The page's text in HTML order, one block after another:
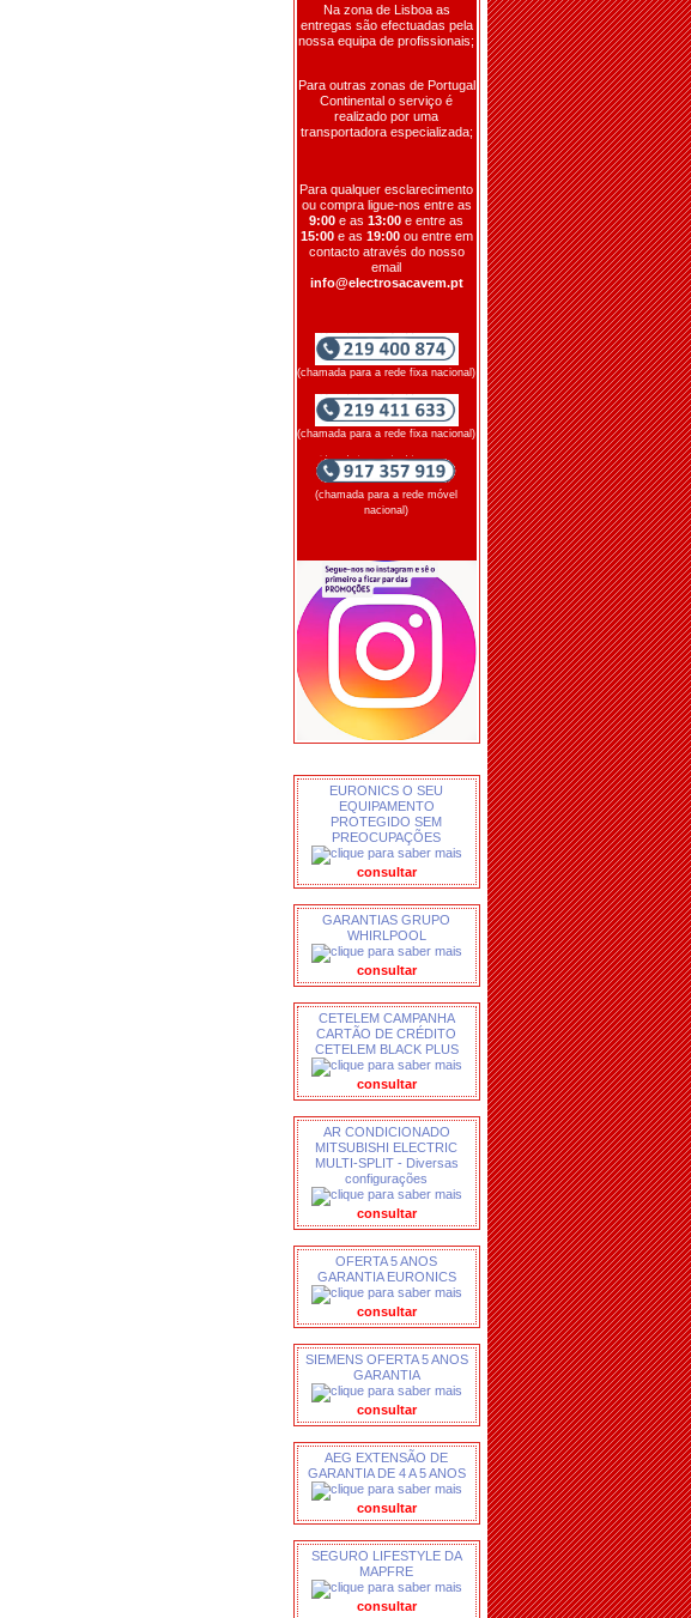
Na zona de Lisboa as
entregas são efectuadas pela
nossa equipa de profissionais;
Para outras zonas de Portugal
Continental o serviço é
realizado por uma
transportadora especializada;
Para qualquer esclarecimento
ou compra ligue-nos entre as
9:00 e as 13:00 e entre as
15:00e as 19:00 ou entre em
contacto através do nosso
email
info@electrosacavem.pt
(chamada para a rede fixa nacional)
(chamada para a rede fixa nacional)
(chamada para a rede móvel
nacional)
EURONICS O SEU
EQUIPAMENTO
PROTEGIDO SEM
PREOCUPAÇÕES
consultar
GARANTIAS GRUPO
WHIRLPOOL
consultar
CETELEM CAMPANHA
CARTÃO DE CRÉDITO
CETELEM BLACK PLUS
consultar
AR CONDICIONADO
MITSUBISHI ELECTRIC
MULTI-SPLIT - Diversas
configurações
consultar
OFERTA 5 ANOS
GARANTIA EURONICS
consultar
SIEMENS OFERTA 5 ANOS
GARANTIA
consultar
AEG EXTENSÃO DE
GARANTIA DE 4 A 5 ANOS
consultar
SEGURO LIFESTYLE DA
MAPFRE
consultar